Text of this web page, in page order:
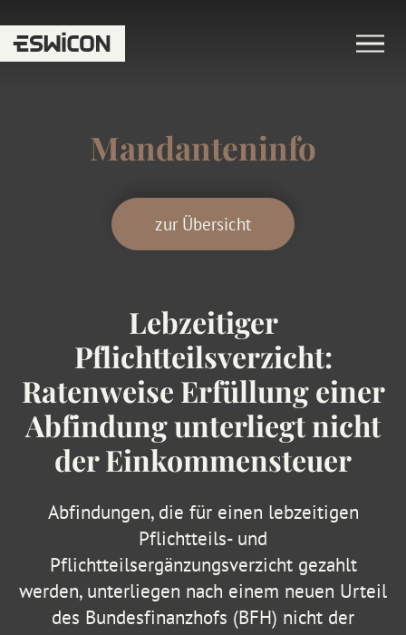
Mandanteninfo
zur Übersicht
Lebzeitiger
Pflichtteilsverzicht:
Ratenweise Erfüllung einer
Abfindung unterliegt nicht
der Einkommensteuer
Abfindungen, die für einen lebzeitigen
Pflichtteils- und
Pflichtteilsergänzungsverzicht gezahlt
werden, unterliegen nach einem neuen Urteil
des Bundesfinanzhofs (BFH) nicht der